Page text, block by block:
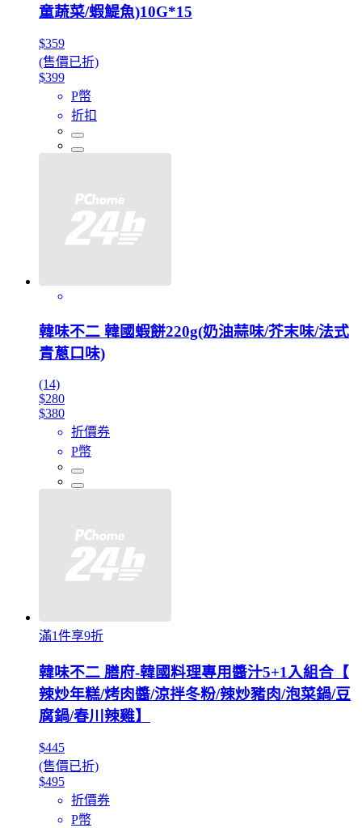
童蔬菜/蝦鯷魚)10G*15
$359
(售價已折)
$399
P幣
折扣
韓味不二 韓國蝦餅220g(奶油蒜味/芥末味/法式
青蔥口味)
(14)
$280
$380
折價券
P幣
滿1件享9折
韓味不二 膳府-韓國料理專用醬汁5+1入組合【
辣炒年糕/烤肉醬/涼拌冬粉/辣炒豬肉/泡菜鍋/豆
腐鍋/春川辣雞】
$445
(售價已折)
$495
折價券
P幣